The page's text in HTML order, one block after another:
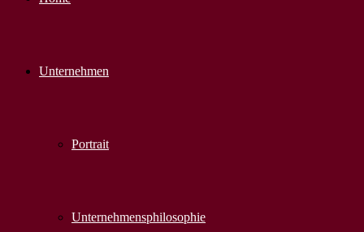
Unternehmen
Portrait
Unternehmens­philosophie